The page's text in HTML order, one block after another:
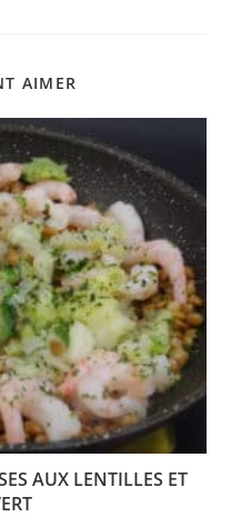
AIMER
AUX LENTILLES ET